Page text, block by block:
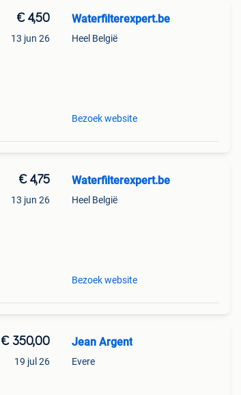
€ 4,50
13 jun 26
Waterfilterexpert.be
Heel België
Bezoek website
€ 4,75
13 jun 26
Waterfilterexpert.be
Heel België
Bezoek website
€ 350,00
19 jul 26
Jean Argent
Evere